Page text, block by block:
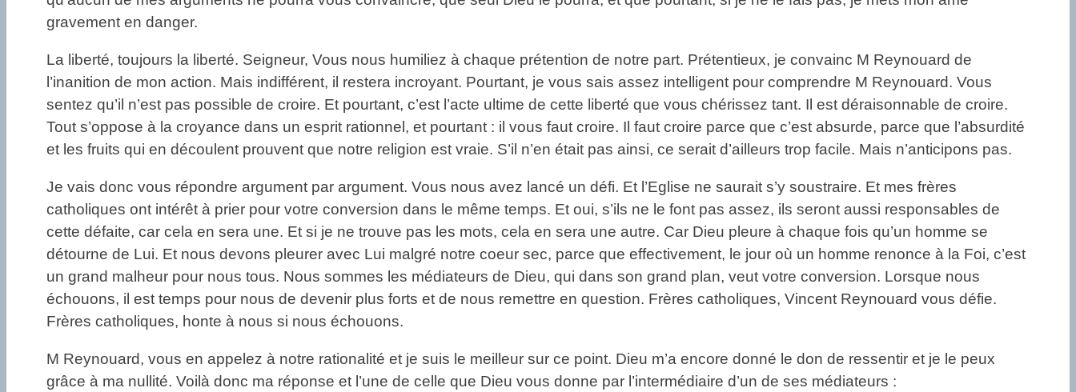
gravement en danger.
La liberté, toujours la liberté. Seigneur, Vous nous humiliez à chaque prétention de notre part. Prétentieux, je convainc M Reynouard de
l’inanition de mon action. Mais indifférent, il restera incroyant. Pourtant, je vous sais assez intelligent pour comprendre M Reynouard. Vous
sentez qu’il n’est pas possible de croire. Et pourtant, c’est l’acte ultime de cette liberté que vous chérissez tant. Il est déraisonnable de croire.
Tout s’oppose à la croyance dans un esprit rationnel, et pourtant : il vous faut croire. Il faut croire parce que c’est absurde, parce que l’absurdité
et les fruits qui en découlent prouvent que notre religion est vraie. S’il n’en était pas ainsi, ce serait d’ailleurs trop facile. Mais n’anticipons pas.
Je vais donc vous répondre argument par argument. Vous nous avez lancé un défi. Et l’Eglise ne saurait s’y soustraire. Et mes frères
catholiques ont intérêt à prier pour votre conversion dans le même temps. Et oui, s’ils ne le font pas assez, ils seront aussi responsables de
cette défaite, car cela en sera une. Et si je ne trouve pas les mots, cela en sera une autre. Car Dieu pleure à chaque fois qu’un homme se
détourne de Lui. Et nous devons pleurer avec Lui malgré notre coeur sec, parce que effectivement, le jour où un homme renonce à la Foi, c’est
un grand malheur pour nous tous. Nous sommes les médiateurs de Dieu, qui dans son grand plan, veut votre conversion. Lorsque nous
échouons, il est temps pour nous de devenir plus forts et de nous remettre en question. Frères catholiques, Vincent Reynouard vous défie.
Frères catholiques, honte à nous si nous échouons.
M Reynouard, vous en appelez à notre rationalité et je suis le meilleur sur ce point. Dieu m’a encore donné le don de ressentir et je le peux
grâce à ma nullité. Voilà donc ma réponse et l’une de celle que Dieu vous donne par l’intermédiaire d’un de ses médiateurs :